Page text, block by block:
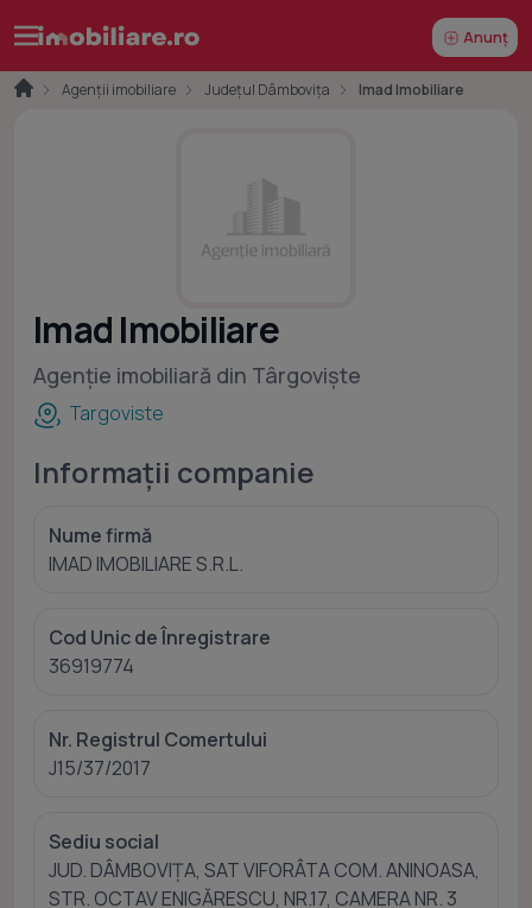
Anunț
Agenții imobiliare Județul Dâmbovița Imad Imobiliare
Imad Imobiliare
Agenție imobiliară din Târgoviște
Targoviste
Informații companie
Nume firmă
IMAD IMOBILIARE S.R.L.
Cod Unic de Înregistrare
36919774
Nr. Registrul Comertului
J15/37/2017
Sediu social
JUD. DÂMBOVIŢA, SAT VIFORÂTA COM. ANINOASA,
STR. OCTAV ENIGĂRESCU, NR.17, CAMERA NR. 3